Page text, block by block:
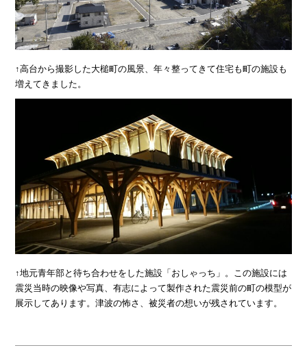
↑高台から撮影した大槌町の風景、年々整ってきて住宅も町の施設も
増えてきました。
↑地元青年部と待ち合わせをした施設「おしゃっち」。この施設には
震災当時の映像や写真、有志によって製作された震災前の町の模型が
展示してあります。津波の怖さ、被災者の想いが残されています。